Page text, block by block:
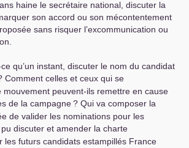
haine le secrétaire national, discuter la
son accord ou son mécontentement
sans risquer l’excommunication ou
qu’un instant, discuter le nom du candidat
Comment celles et ceux qui se
mouvement peuvent-ils remettre en cause
de la campagne? Qui va composer la
de valider les nominations pour les
discuter et amender la charte
les futurs candidats estampillés France